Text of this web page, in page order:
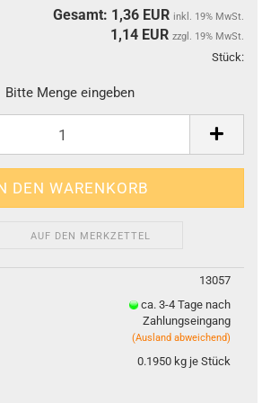
Gesamt: 1,36 EUR inkl. 19% MwSt.
1,14 EUR zzgl. 19% MwSt.
Stück:
Bitte Menge eingeben
AUF DEN MERKZETTEL
13057
ca. 3-4 Tage nach
Zahlungseingang
(Ausland abweichend)
0.1950kg je Stück